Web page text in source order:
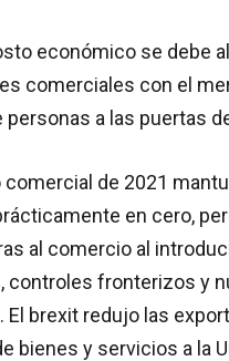
económico se debe
comerciales con el
a las puertas
comercial de 2021
en cero,
al comercio al
controles fronterizos y
El brexit redujo las
bienes y servicios a la